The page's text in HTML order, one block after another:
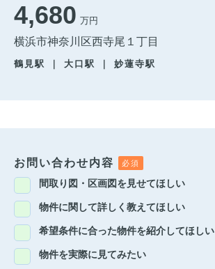
4,680 万円
横浜市神奈川区西寺尾１丁目
鶴見駅 ｜ 大口駅 ｜ 妙蓮寺駅
お問い合わせ内容
間取り図・区画図を見せてほしい
物件に関して詳しく教えてほしい
希望条件に合った物件を紹介してほしい
物件を実際に見てみたい